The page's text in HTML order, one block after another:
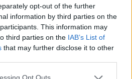
opt-out of the further
information by third parties on the
This information may
third parties on the IAB’s List of
that may further disclose it to other